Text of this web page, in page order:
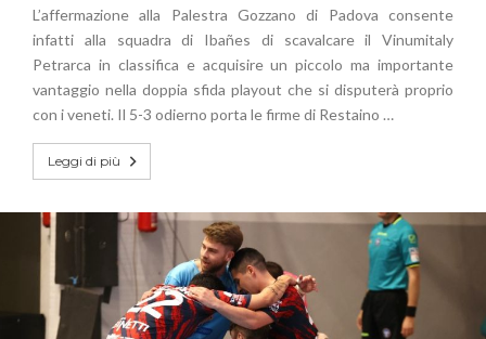
L’affermazione alla Palestra Gozzano di Padova consente
infatti alla squadra di Ibañes di scavalcare il Vinumitaly
Petrarca in classifica e acquisire un piccolo ma importante
vantaggio nella doppia sfida playout che si disputerà proprio
con i veneti. Il 5-3 odierno porta le firme di Restaino …
Leggi di più